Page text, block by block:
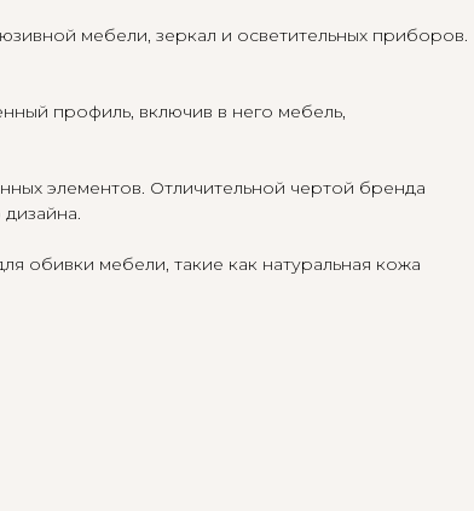
мебели, зеркал и осветительных приборов.
профиль, включив в него мебель,
элементов. Отличительной чертой бренда
обивки мебели, такие как натуральная кожа